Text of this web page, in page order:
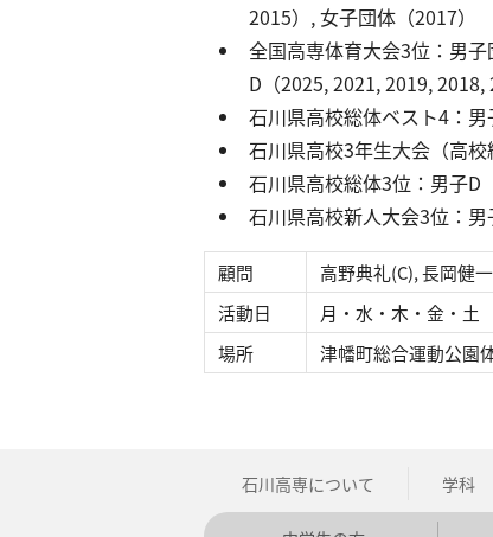
2015）, 女子団体（2017）
全国高専体育大会3位：男
D（2025, 2021, 2019, 2018,
石川県高校総体ベスト4：男
石川県高校3年生大会（高校
石川県高校総体3位：男子D
石川県高校新人大会3位：男
顧問
高野典礼(C), 長岡健
活動日​
月・水・木・金・土
場所​
津幡町総合運動公園
石川高専について 学科